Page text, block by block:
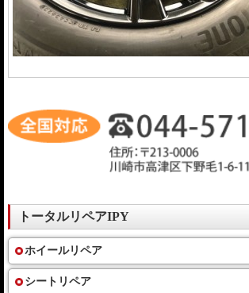
トータルリペアIPY
ホイールリペア
シートリペア